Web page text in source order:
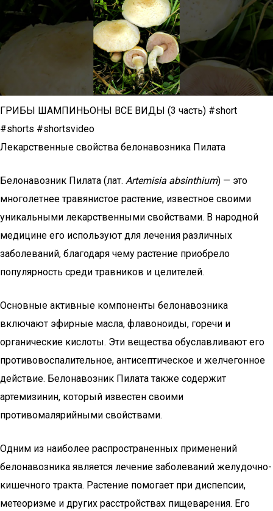
ГРИБЫ ШАМПИНЬОНЫ ВСЕ ВИДЫ (3 часть) #short
#shorts #shortsvideo
Лекарственные свойства белонавозника Пилата
Белонавозник Пилата (лат. Artemisia absinthium) — это
многолетнее травянистое растение, известное своими
уникальными лекарственными свойствами. В народной
медицине его используют для лечения различных
заболеваний, благодаря чему растение приобрело
популярность среди травников и целителей.
Основные активные компоненты белонавозника
включают эфирные масла, флавоноиды, горечи и
органические кислоты. Эти вещества обуславливают его
противовоспалительное, антисептическое и желчегонное
действие. Белонавозник Пилата также содержит
артемизинин, который известен своими
противомалярийными свойствами.
Одним из наиболее распространенных применений
белонавозника является лечение заболеваний желудочно-
кишечного тракта. Растение помогает при диспепсии,
метеоризме и других расстройствах пищеварения. Его